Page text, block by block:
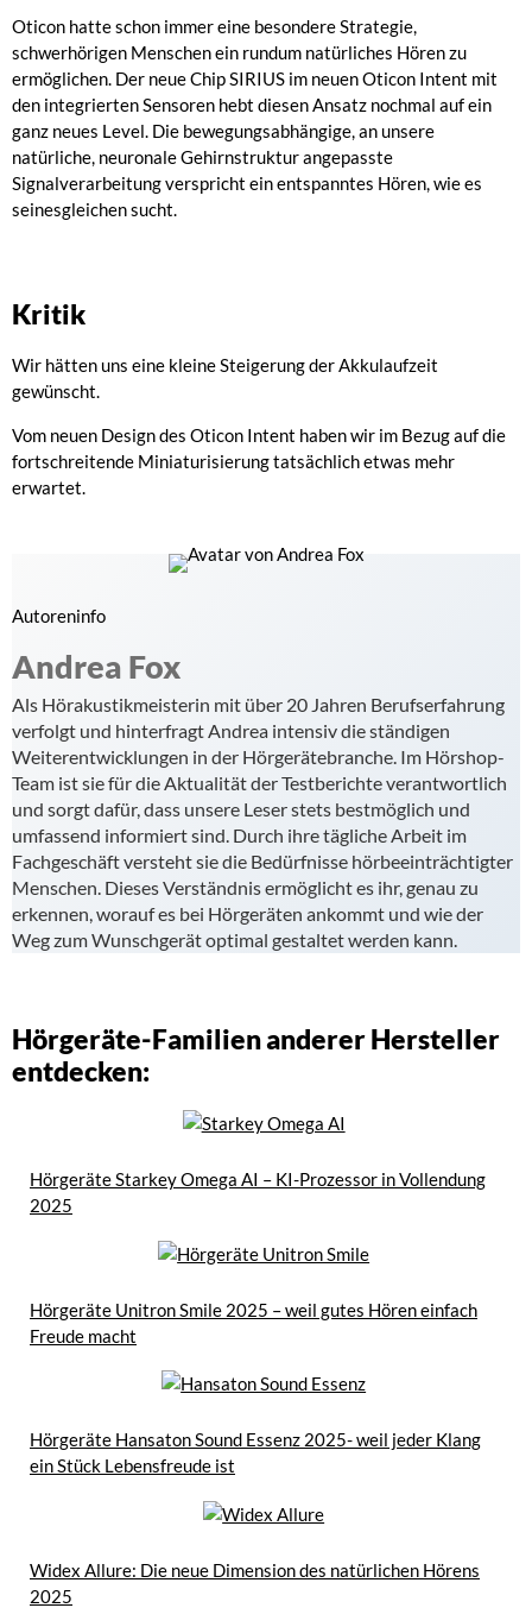
Oticon hatte schon immer eine besondere Strategie,
schwerhörigen Menschen ein rundum natürliches Hören zu
ermöglichen. Der neue Chip SIRIUS im neuen Oticon Intent mit
den integrierten Sensoren hebt diesen Ansatz nochmal auf ein
ganz neues Level. Die bewegungsabhängige, an unsere
natürliche, neuronale Gehirnstruktur angepasste
Signalverarbeitung verspricht ein entspanntes Hören, wie es
seinesgleichen sucht.
Kritik
Wir hätten uns eine kleine Steigerung der Akkulaufzeit
gewünscht.
Vom neuen Design des Oticon Intent haben wir im Bezug auf die
fortschreitende Miniaturisierung tatsächlich etwas mehr
erwartet.
Autoreninfo
Andrea Fox
Als Hörakustikmeisterin mit über 20 Jahren Berufserfahrung
verfolgt und hinterfragt Andrea intensiv die ständigen
Weiterentwicklungen in der Hörgerätebranche. Im Hörshop-
Team ist sie für die Aktualität der Testberichte verantwortlich
und sorgt dafür, dass unsere Leser stets bestmöglich und
umfassend informiert sind. Durch ihre tägliche Arbeit im
Fachgeschäft versteht sie die Bedürfnisse hörbeeinträchtigter
Menschen. Dieses Verständnis ermöglicht es ihr, genau zu
erkennen, worauf es bei Hörgeräten ankommt und wie der
Weg zum Wunschgerät optimal gestaltet werden kann.
Hörgeräte-Familien anderer Hersteller
entdecken:
Hörgeräte Starkey Omega AI – KI-Prozessor in Vollendung
2025
Hörgeräte Unitron Smile 2025 – weil gutes Hören einfach
Freude macht
Hörgeräte Hansaton Sound Essenz 2025- weil jeder Klang
ein Stück Lebensfreude ist
Widex Allure: Die neue Dimension des natürlichen Hörens
2025